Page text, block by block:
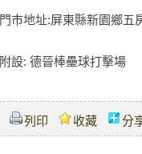
門市地址:屏東縣新園鄉五
附設: 德晉棒壘球打擊場
列印
收藏 分